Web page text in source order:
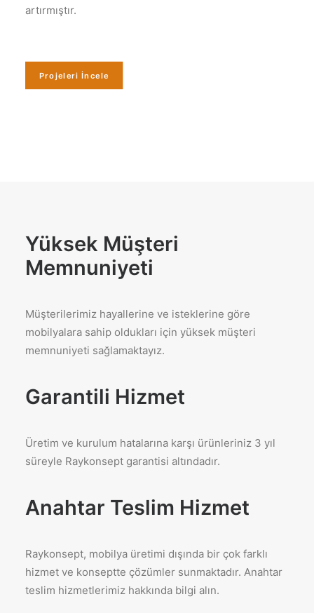
artırmıştır.
Projeleri İncele
Yüksek Müşteri
Memnuniyeti
Müşterilerimiz hayallerine ve isteklerine göre
mobilyalara sahip oldukları için yüksek müşteri
memnuniyeti sağlamaktayız.
Garantili Hizmet
Üretim ve kurulum hatalarına karşı ürünleriniz 3 yıl
süreyle Raykonsept garantisi altındadır.
Anahtar Teslim Hizmet
Raykonsept, mobilya üretimi dışında bir çok farklı
hizmet ve konseptte çözümler sunmaktadır. Anahtar
teslim hizmetlerimiz hakkında bilgi alın.